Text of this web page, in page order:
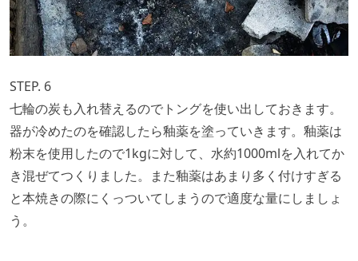
STEP. 6
七輪の炭も入れ替えるのでトングを使い出しておきます。
器が冷めたのを確認したら釉薬を塗っていきます。釉薬は
粉末を使用したので1kgに対して、水約1000mlを入れてか
き混ぜてつくりました。また釉薬はあまり多く付けすぎる
と本焼きの際にくっついてしまうので適度な量にしましょ
う。